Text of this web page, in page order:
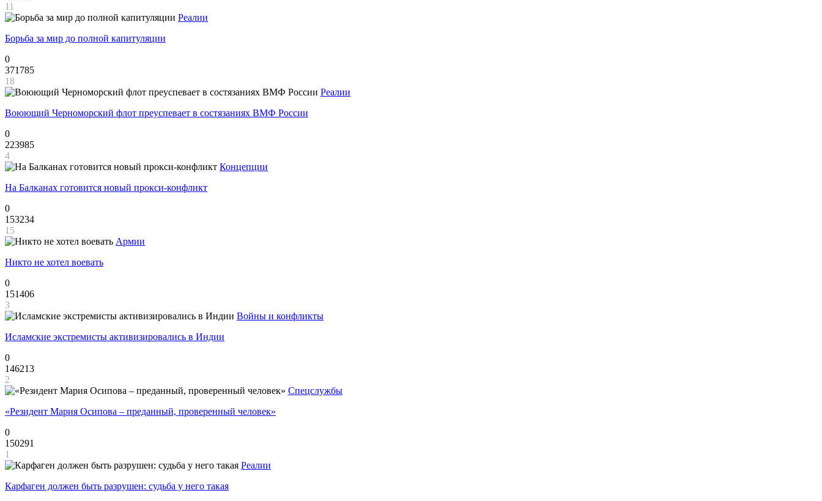
11
Реалии
Борьба за мир до полной капитуляции
0
371785
18
Реалии
Воюющий Черноморский флот преуспевает в состязаниях ВМФ России
0
223985
4
Концепции
На Балканах готовится новый прокси-конфликт
0
153234
15
Армии
Никто не хотел воевать
0
151406
3
Войны и конфликты
Исламские экстремисты активизировались в Индии
0
146213
2
Спецслужбы
«Резидент Мария Осипова – преданный, проверенный человек»
0
150291
1
Реалии
Карфаген должен быть разрушен: судьба у него такая